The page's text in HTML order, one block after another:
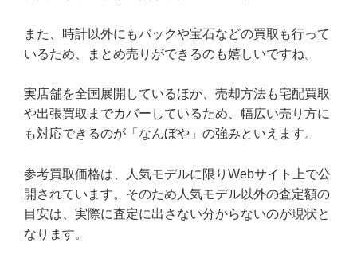
また、時計以外にもバックや宝石などの買取も行って
いるため、まとめ売りができるのも嬉しいですね。
実店舗を全国展開しているほか、売却方法も宅配買取
や出張買取までカバーしているため、幅広い売り方に
も対応できるのが「なんぼや」の強みといえます。
参考買取価格は、人気モデルに限りWebサイト上で公
開されています。そのため人気モデル以外の査定額の
目安は、実際に査定に出さない分からないのが現状と
なります。